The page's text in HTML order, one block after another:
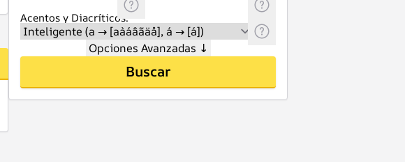
Acentos y Diacríticos:
Opciones Avanzadas ↓
Buscar